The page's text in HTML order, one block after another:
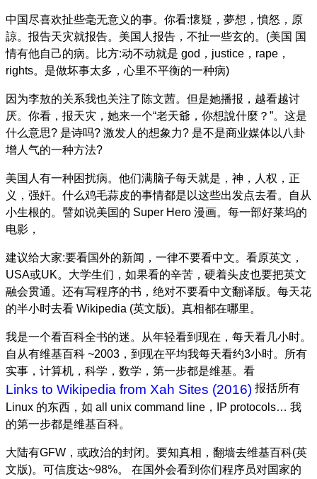
中国尽喜欢扯些毫无意义的事。你看:懷疑，夢想，憤怒，原
諒。报告天灾就报告。美国人报告，不扯一些玄的。(美国 国
情有他自己的病。比方:动不动就是 god，justice，rape，
rights。是做坏事太多，心里不平衡的一种病)
因为李敖的关系我也关注了陈文茜。但是她播报，越看越讨
厌。你看，报天灾，她来一个“老天爺，你想說什麼？”。这是
什么意思? 是诗吗? 激发人的想象力? 是不是商业媒体以八卦
增人气的一种方法?
美国人有一种困扰病。他们满脑子每天就是，神，人权，正
义，强奸。什么鸡毛蒜皮的事情都是以这些出发点去看。自从
小生根的。譬如说美国的 Super Hero 漫画。每一部好莱坞的
电影，
建议给大家:要看国外的新闻，一律不要看中文。看原英文，
USA或UK。大学生们，如果看的辛苦，硬着头皮也要把英文
融会贯通。还有写程序的书，绝对不要看中文翻译版。每天花
的半小时去看 Wikipedia (英文版)。真相都在哪里。
我是一个看百科全书的迷。从年轻看到现在，每天看几小时。
自从有维基百科 ~2003，到现在平均我每天看约3小时。所有
实事，计算机，科学，数学，第一步都是维基。看
Links to Wikipedia from Xah Sites (2016) 报括所有
Linux 的东西，如 all unix command line，IP protocols… 我
的第一步都是维基百科。
大陆有GFW，或政治的封闭。要知真相，翻墙去维基百科(英
文版)。可信度达~98%。 在国外会看到你们程序员对国家的